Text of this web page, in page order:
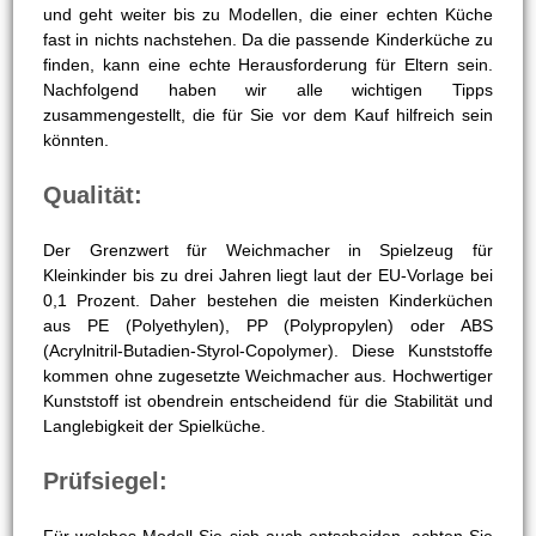
und geht weiter bis zu Modellen, die einer echten Küche
fast in nichts nachstehen. Da die passende Kinderküche zu
finden, kann eine echte Herausforderung für Eltern sein.
Nachfolgend haben wir alle wichtigen Tipps
zusammengestellt, die für Sie vor dem Kauf hilfreich sein
könnten.
Qualität:
Der Grenzwert für Weichmacher in Spielzeug für
Kleinkinder bis zu drei Jahren liegt laut der EU-Vorlage bei
0,1 Prozent. Daher bestehen die meisten Kinderküchen
aus PE (Polyethylen), PP (Polypropylen) oder ABS
(Acrylnitril-Butadien-Styrol-Copolymer). Diese Kunststoffe
kommen ohne zugesetzte Weichmacher aus. Hochwertiger
Kunststoff ist obendrein entscheidend für die Stabilität und
Langlebigkeit der Spielküche.
Prüfsiegel: